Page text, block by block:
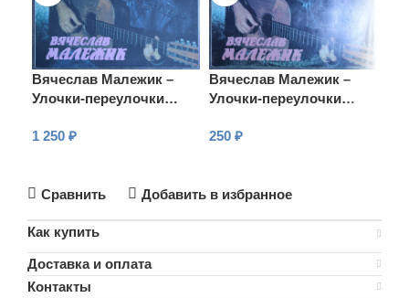
Вячеслав Малежик –
Улочки-переулочки…
1 250 ₽
Вячеслав Малежик –
Улочки-переулочки…
250 ₽
Сравнить Добавить в избранное
Как купить
Доставка и оплата
Контакты